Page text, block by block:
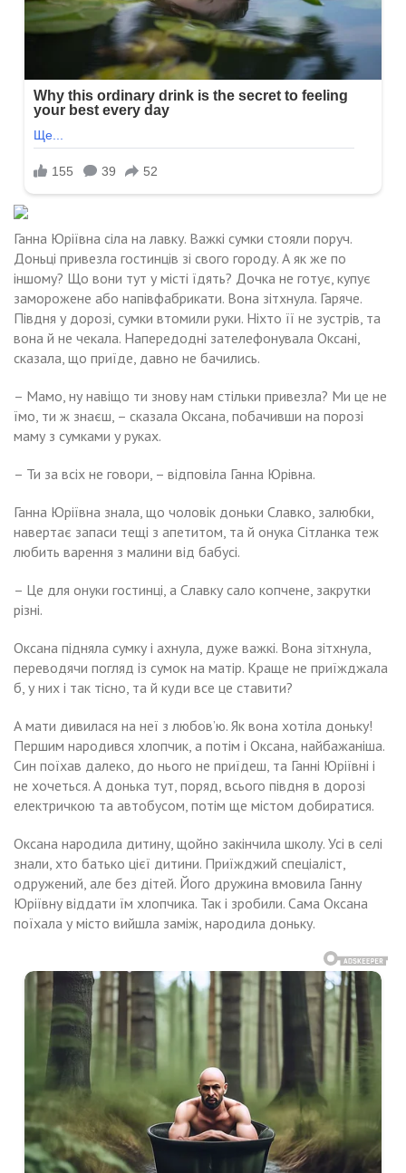
Ганна Юріївна сіла на лавку. Важкі сумки стояли поруч.
Доньці привезла гостинців зі свого городу. А як же по
іншому? Що вони тут у місті їдять? Дочка не готує, купує
заморожене або напівфабрикати. Вона зітхнула. Гаряче.
Півдня у дорозі, сумки втомили руки. Ніхто її не зустрів, та
вона й не чекала. Напередодні зателефонувала Оксані,
сказала, що приїде, давно не бачились.
– Мамо, ну навіщо ти знову нам стільки привезла? Ми це не
їмо, ти ж знаєш, – сказала Оксана, побачивши на порозі
маму з сумками у руках.
– Ти за всіх не говори, – відповіла Ганна Юрівна.
Ганна Юріївна знала, що чоловік доньки Славко, залюбки,
навертає запаси тещі з апетитом, та й онука Сітланка теж
любить варення з малини від бабусі.
– Це для онуки гостинці, а Славку сало копчене, закрутки
різні.
Оксана підняла сумку і ахнула, дуже важкі. Вона зітхнула,
переводячи погляд із сумок на матір. Краще не приїжджала
б, у них і так тісно, ​​та й куди все це ставити?
А мати дивилася на неї з любов’ю. Як вона хотіла доньку!
Першим народився хлопчик, а потім і Оксана, найбажаніша.
Син поїхав далеко, до нього не приїдеш, та Ганні Юріївні і
не хочеться. А донька тут, поряд, всього півдня в дорозі
електричкою та автобусом, потім ще містом добиратися.
Оксана народила дитину, щойно закінчила школу. Усі в селі
знали, хто батько цієї дитини. Приїжджий спеціаліст,
одружений, але без дітей. Його дружина вмовила Ганну
Юріївну віддати їм хлопчика. Так і зробили. Сама Оксана
поїхала у місто вийшла заміж, народила доньку.